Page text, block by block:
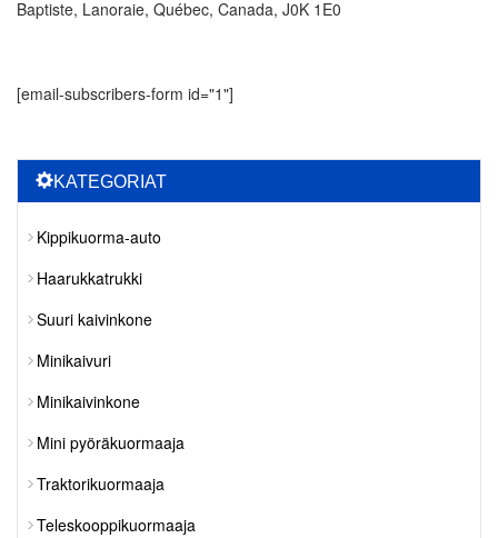
Baptiste, Lanoraie, Québec, Canada, J0K 1E0
[email-subscribers-form id="1"]
KATEGORIAT
Kippikuorma-auto
Haarukkatrukki
Suuri kaivinkone
Minikaivuri
Minikaivinkone
Mini pyöräkuormaaja
Traktorikuormaaja
Teleskooppikuormaaja